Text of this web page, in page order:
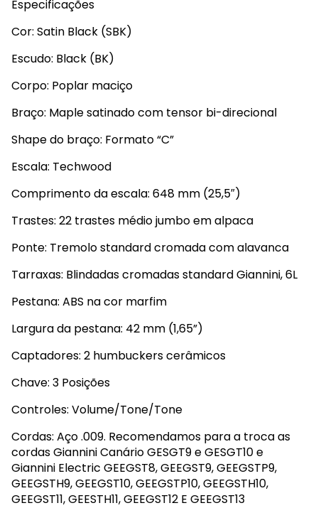
Especificações
Cor: Satin Black (SBK)
Escudo: Black (BK)
Corpo: Poplar maciço
Braço: Maple satinado com tensor bi-direcional
Shape do braço: Formato “C”
Escala: Techwood
Comprimento da escala: 648 mm (25,5″)
Trastes: 22 trastes médio jumbo em alpaca
Ponte: Tremolo standard cromada com alavanca
Tarraxas: Blindadas cromadas standard Giannini, 6L
Pestana: ABS na cor marfim
Largura da pestana: 42 mm (1,65”)
Captadores: 2 humbuckers cerâmicos
Chave: 3 Posições
Controles: Volume/Tone/Tone
Cordas: Aço .009. Recomendamos para a troca as
cordas Giannini Canário GESGT9 e GESGT10 e
Giannini Electric GEEGST8, GEEGST9, GEEGSTP9,
GEEGSTH9, GEEGST10, GEEGSTP10, GEEGSTH10,
GEEGST11, GEESTH11, GEEGST12 E GEEGST13